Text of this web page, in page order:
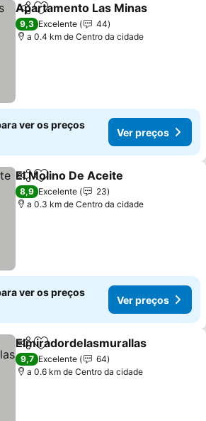
PartilharAdicionar aos favoritos
Apartamento Las Minas
9,3 Excelente
44
a 0.4 km de Centro da cidade
ver os preços
Ver preços
PartilharAdicionar aos favoritos
El Molino De Aceite
8,9 Excelente
23
a 0.3 km de Centro da cidade
ver os preços
Ver preços
PartilharAdicionar aos favoritos
Elmiradordelasmurallas
9,7 Excelente
64
a 0.6 km de Centro da cidade